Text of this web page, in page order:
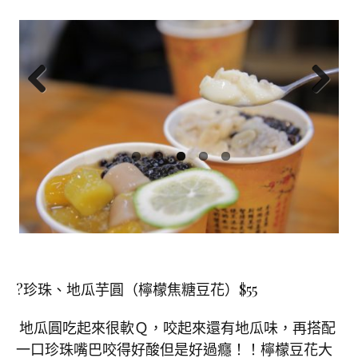
Previ
ous
珍珠、地瓜芋圓（檸檬焦糖豆花）$55